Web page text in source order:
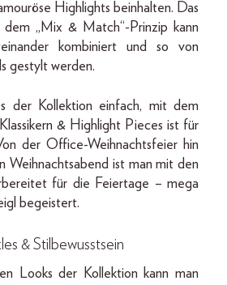
Highlights beinhalten. Das
dem „Mix & Match“-Prinzip kann
kombiniert und so von
gestylt werden.
der Kollektion einfach, mit dem
& Highlight Pieces ist für
der Office-Weihnachtsfeier hin
Weihnachtsabend ist man mit den
für die Feiertage – mega
begeistert.
& Stilbewusstsein
Looks der Kollektion kann man